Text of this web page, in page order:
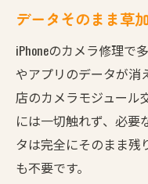
データそのまま草
iPhoneのカメラ修理で
やアプリのデータが消
店のカメラモジュール
には一切触れず、必要
タは完全にそのまま残
も不要です。